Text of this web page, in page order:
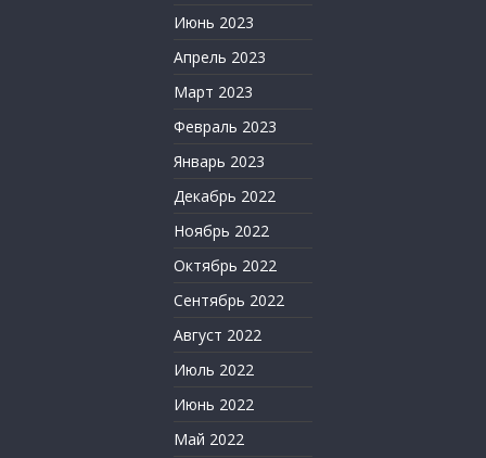
Июнь 2023
Апрель 2023
Март 2023
Февраль 2023
Январь 2023
Декабрь 2022
Ноябрь 2022
Октябрь 2022
Сентябрь 2022
Август 2022
Июль 2022
Июнь 2022
Май 2022